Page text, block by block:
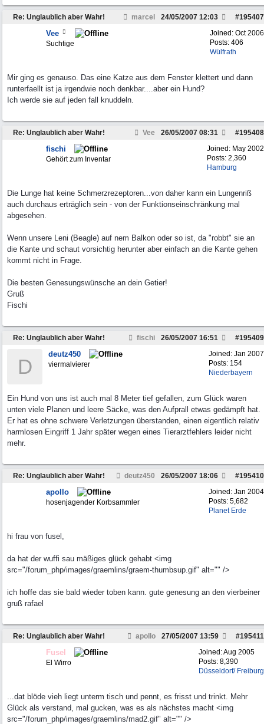
Re: Unglaublich aber Wahr! marcel #195407
24/05/2007 12:03
Joined: Oct 2006
Posts: 406
Wülfrath
Vee
Suchtige
Mir ging es genauso. Das eine Katze aus dem Fenster klettert und dann
runterfaellt ist ja irgendwie noch denkbar....aber ein Hund?
Ich werde sie auf jeden fall knuddeln.
Re: Unglaublich aber Wahr! Vee #195408
26/05/2007 08:31
Joined: May 2002
Posts: 2,360
Hamburg
fischi
Gehört zum Inventar
Die Lunge hat keine Schmerzrezeptoren...von daher kann ein Lungenriß
auch durchaus erträglich sein - von der Funktionseinschränkung mal
abgesehen.
Wenn unsere Leni (Beagle) auf nem Balkon oder so ist, da "robbt" sie an
die Kante und schaut vorsichtig herunter aber einfach an die Kante gehen
kommt nicht in Frage.
Die besten Genesungswünsche an dein Getier!
Gruß
Fischi
Re: Unglaublich aber Wahr! fischi #195409
26/05/2007 16:51
Joined: Jan 2007
Posts: 154
Niederbayern
D
deutz450
viermalvierer
Ein Hund von uns ist auch mal 8 Meter tief gefallen, zum Glück waren
unten viele Planen und leere Säcke, was den Aufprall etwas gedämpft hat.
Er hat es ohne schwere Verletzungen überstanden, einen eigentlich relativ
harmlosen Eingriff 1 Jahr später wegen eines Tierarztfehlers leider nicht
mehr.
Re: Unglaublich aber Wahr! deutz450 #195410
26/05/2007 18:06
Joined: Jan 2004
Posts: 5,682
Planet Erde
apollo
hosenjagender Korbsammler
hi frau von fusel,
da hat der wuffi sau mäßiges glück gehabt <img
src="/forum_php/images/graemlins/graem-thumbsup.gif" alt="" />
ich hoffe das sie bald wieder toben kann. gute genesung an den vierbeiner
gruß rafael
Re: Unglaublich aber Wahr! apollo #195411
27/05/2007 13:59
Joined:Aug 2005
Posts: 8,390
Düsseldorf/ Freiburg
Fusel
El Wirro
...dat blöde vieh liegt unterm tisch und pennt, es frisst und trinkt. Mehr
Glück als verstand, mal gucken, was es als nächstes macht <img
src="/forum_php/images/graemlins/mad2.gif" alt="" />